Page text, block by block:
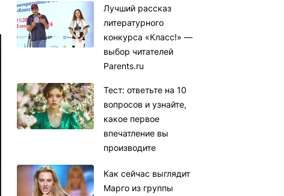
Лучший рассказ
литературного
конкурса «Класс!» —
выбор читателей
Parents.ru
Тест: ответьте на 10
вопросов и узнайте,
какое первое
впечатление вы
производите
Как сейчас выглядит
Марго из группы